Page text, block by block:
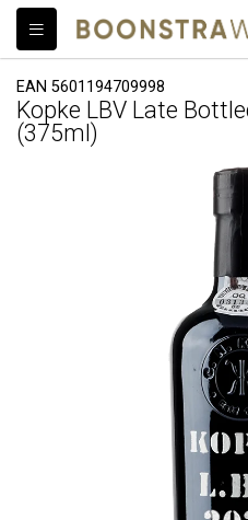
EAN 5601194709998
Kopke LBV Late
(375ml)